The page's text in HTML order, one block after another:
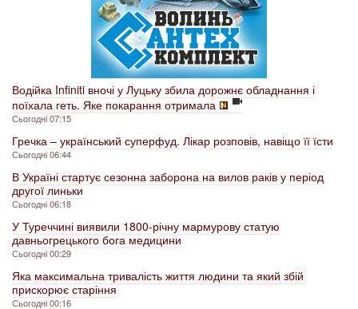
Водійка Infiniti вночі у Луцьку збила дорожнє обладнання і
поїхала геть. Яке покарання отримала
Сьогодні 07:15
Гречка – український суперфуд. Лікар розповів, навіщо її їсти
Сьогодні 06:44
В Україні стартує сезонна заборона на вилов раків у період
другої линьки
Сьогодні 06:18
У Туреччині виявили 1800-річну мармурову статую
давньогрецького бога медицини
Сьогодні 00:29
Яка максимальна тривалість життя людини та який збій
прискорює старіння
Сьогодні 00:16